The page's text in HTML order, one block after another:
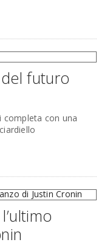
futuro
completa con una